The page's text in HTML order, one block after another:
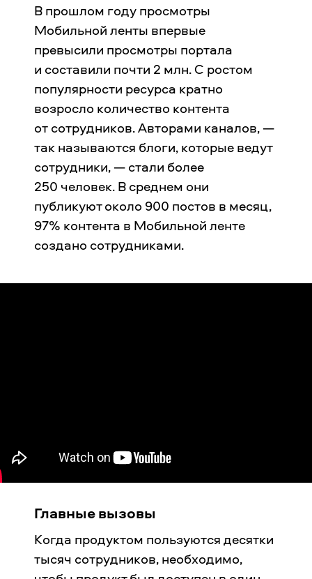
В прошлом году просмотры
Мобильной ленты впервые
превысили просмотры портала
и составили почти 2 млн. С ростом
популярности ресурса кратно
возросло количество контента
от сотрудников. Авторами каналов, —
так называются блоги, которые ведут
сотрудники, — стали более
250 человек. В среднем они
публикуют около 900 постов в месяц,
97% контента в Мобильной ленте
создано сотрудниками.
Главные вызовы
Когда продуктом пользуются десятки
тысяч сотрудников, необходимо,